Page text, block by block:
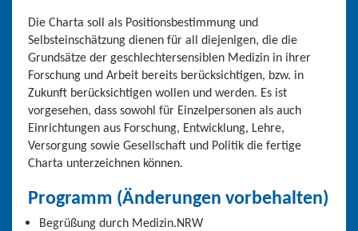
Die Charta soll als Positionsbestimmung und
Selbsteinschätzung dienen für all diejenigen, die die
Grundsätze der geschlechtersensiblen Medizin in ihrer
Forschung und Arbeit bereits berücksichtigen, bzw. in
Zukunft berücksichtigen wollen und werden. Es ist
vorgesehen, dass sowohl für Einzelpersonen als auch
Einrichtungen aus Forschung, Entwicklung, Lehre,
Versorgung sowie Gesellschaft und Politik die fertige
Charta unterzeichnen können.
Programm (Änderungen vorbehalten)
Begrüßung durch Medizin.NRW